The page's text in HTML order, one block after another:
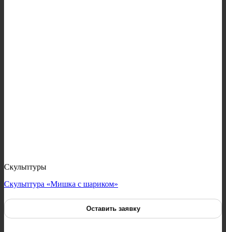
Скульптуры
Скульптура «Мишка с шариком»
Оставить заявку